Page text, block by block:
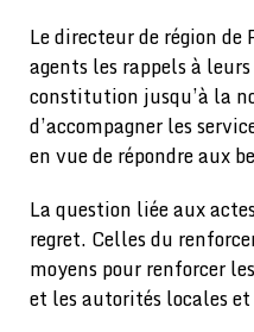
Le directeur de région
agents les rappels à
constitution jusqu’à la
d’accompagner les
en vue de répondre aux
La question liée aux
regret. Celles du
moyens pour renforcer
et les autorités locales